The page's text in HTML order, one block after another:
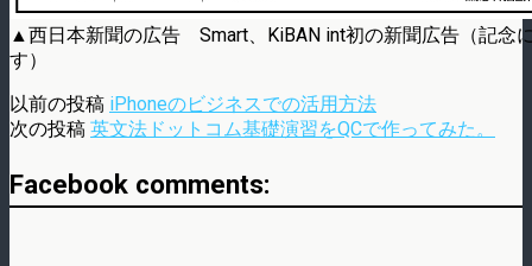
▲西日本新聞の広告 Smart、KiBAN int初の新聞広告（記念
す）
以前の投稿 iPhoneのビジネスでの活用方法
次の投稿 英文法ドットコム基礎演習をQCで作ってみた。
Facebook comments: